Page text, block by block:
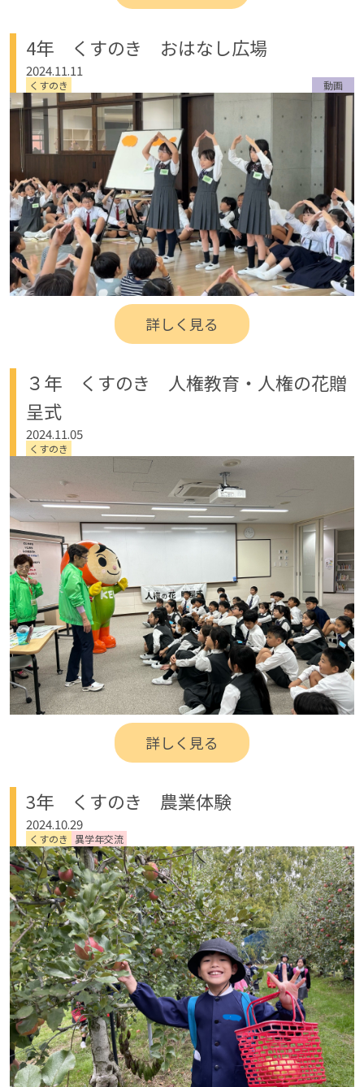
4年 くすのき おはなし広場
2024.11.11
くすのき 動画
詳しく見る
３年 くすのき 人権教育・人権の花贈
呈式
2024.11.05
くすのき
詳しく見る
3年 くすのき 農業体験
2024.10.29
くすのき 異学年交流